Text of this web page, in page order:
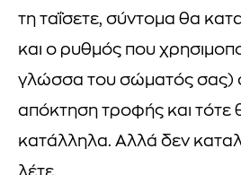
τη ταΐσετε, σύντομα θα
και ο ρυθμός που
γλώσσα του σώματός σας)
απόκτηση τροφής και τότε
κατάλληλα. Αλλά δεν